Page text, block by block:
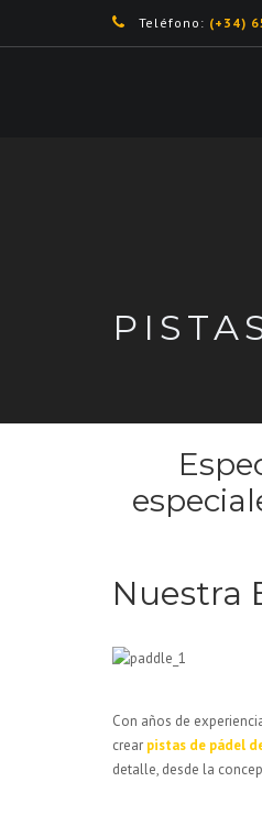
Teléfono: (+34)
Nuestra
Con años de
crear pistas de pádel
detalle, desde la